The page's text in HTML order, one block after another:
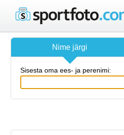
Nime järgi
Sisesta oma ees- ja perenimi: